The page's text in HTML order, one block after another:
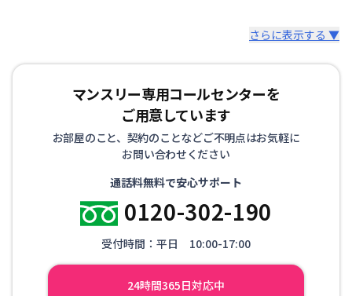
さらに表示する ▼
マンスリー専用コールセンターを
ご用意しています
お部屋のこと、契約のことなどご不明点はお気軽に
お問い合わせください
通話料無料で安心サポート
0120-302-190
受付時間：平日 10:00-17:00
24時間365日対応中